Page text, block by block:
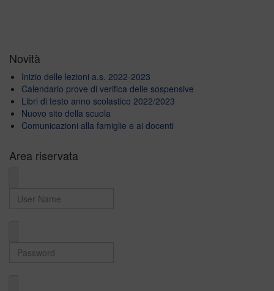
Novità
Inizio delle lezioni a.s. 2022-2023
Calendario prove di verifica delle sospensive
Libri di testo anno scolastico 2022/2023
Nuovo sito della scuola
Comunicazioni alla famiglie e ai docenti
Area riservata